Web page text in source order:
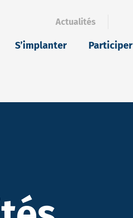
Actualités
S’implanter Participer